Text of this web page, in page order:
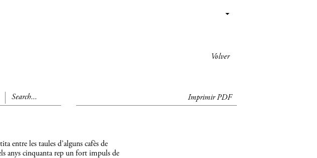
Volver
Imprimir PDF
entre les taules d’alguns cafès de
anys cinquanta rep un fort impuls de